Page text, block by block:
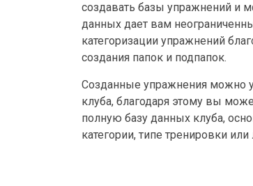
создавать базы упражнений и
данных дает вам
категоризации упражнений
создания папок и подпапок.
Созданные упражнения можно
клуба, благодаря этому вы
полную базу данных клуба,
категории, типе тренировки